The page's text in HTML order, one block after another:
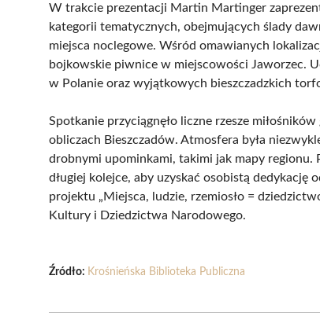
W trakcie prezentacji Martin Martinger
kategorii tematycznych, obejmujących ślady
miejsca noclegowe. Wśród omawianych
bojkowskie piwnice w miejscowości Jaworzec.
w Polanie oraz wyjątkowych bieszczadzkich
Spotkanie przyciągnęło liczne rzesze
obliczach Bieszczadów. Atmosfera była
drobnymi upominkami, takimi jak mapy regionu.
długiej kolejce, aby uzyskać osobistą
projektu „Miejsca, ludzie, rzemiosło =
Kultury i Dziedzictwa Narodowego.
Źródło: Krośnieńska Biblioteka Publiczna